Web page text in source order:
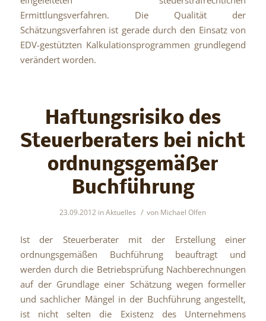
Ermittlungsverfahren. Die Qualität der
Schätzungsverfahren ist gerade durch den Einsatz von
EDV-gestützten Kalkulationsprogrammen grundlegend
verändert worden.
Haftungsrisiko des
Steuerberaters bei nicht
ordnungsgemäßer
Buchführung
23.09.2012 inAktuelles / von Michael Olfen
Ist der Steuerberater mit der Erstellung einer
ordnungsgemäßen Buchführung beauftragt und
werden durch die Betriebsprüfung Nachberechnungen
auf der Grundlage einer Schätzung wegen formeller
und sachlicher Mängel in der Buchführung angestellt,
ist nicht selten die Existenz des Unternehmens